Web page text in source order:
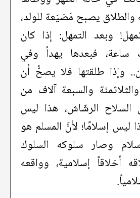
يصبح مَضيَعة للولد،
وبعد التمهل: إذا كان
فبعدها يهدأ وفي
وإذا طلقتها فلا يصحُّ أن
والسبعة آلاف من
الرشّاش، هذا ليس
ليس إسلامًا؛ لأنَّ المسلم هو
وصار سلوكه السلوك
أخلاقاً إسلامية، وواقعه